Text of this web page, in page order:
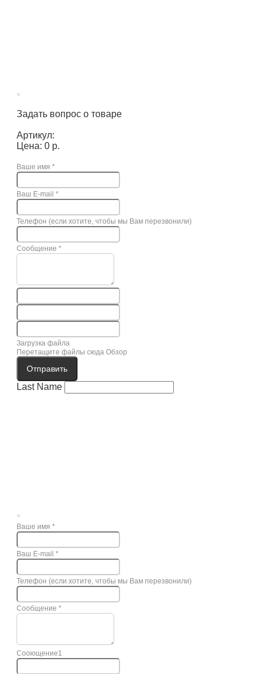
×
Задать вопрос о товаре
Артикул:
Цена: 0 р.
Ваше имя *
Ваш E-mail *
Телефон (если хотите, чтобы мы Вам перезвонили)
Сообщение *
Загрузка файла
Перетащите файлы сюда Обзор
Отправить
Last Name
×
Ваше имя *
Ваш E-mail *
Телефон (если хотите, чтобы мы Вам перезвонили)
Сообщение *
Сооющение1